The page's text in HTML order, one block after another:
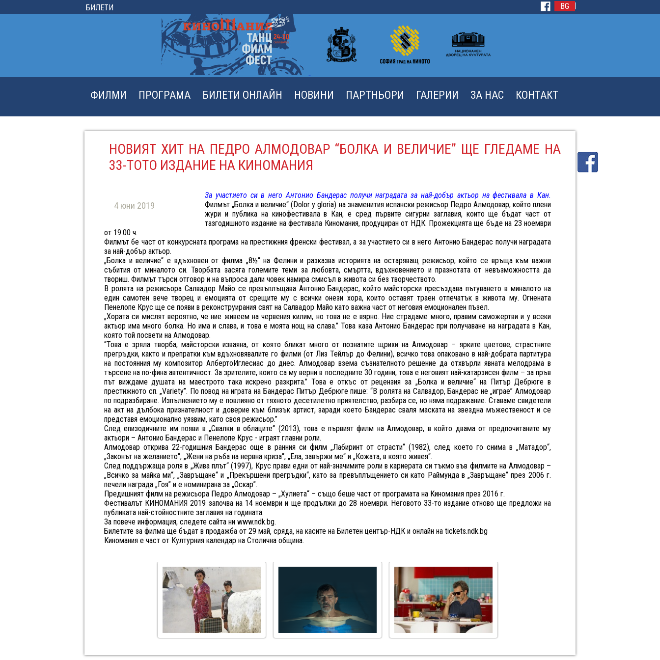
БИЛЕТИ BG
ФИЛМИ ПРОГРАМА БИЛЕТИ ОНЛАЙН НОВИНИ ПАРТНЬОРИ ГАЛЕРИИ ЗА НАС КОНТАКТ
НОВИЯТ ХИТ НА ПЕДРО АЛМОДОВАР “БОЛКА И ВЕЛИЧИЕ” ЩЕ ГЛЕДАМЕ НА
33-ТОТО ИЗДАНИЕ НА КИНОМАНИЯ
4 юни 2019
За участието си в него Антонио Бандерас получи наградата за най-добър актьор на фестивала в Кан.
Филмът „Болка и величие“ (Dolor y gloria) на знаменития испански режисьор Педро Алмодовар, който плени
жури и публика на кинофестивала в Кан, е сред първите сигурни заглавия, които ще бъдат част от
тазгодишното издание на фестивала Киномания, продуциран от НДК. Прожекцията ще бъде на 23 ноември
от 19.00 ч.
Филмът бе част от конкурсната програма на престижния френски фестивал, а за участието си в него Антонио Бандерас получи наградата
за най-добър актьор.
„Болка и величие“ е вдъхновен от филма „8½“ на Фелини и разказва историята на остаряващ режисьор, който се връща към важни
събития от миналото си. Творбата засяга големите теми за любовта, смъртта, вдъхновението и празнотата от невъзможността да
твориш. Филмът търси отговор и на въпроса дали човек намира смисъл в живота си без творчеството.
В ролята на режисьора Салвадор Майо се превъплъщава Антонио Бандерас, който майсторски пресъздава пътуването в миналото на
един самотен вече творец и емоцията от срещите му с всички онези хора, които оставят траен отпечатък в живота му. Огнената
Пенелопе Крус ще се появи в реконструирания свят на Салвадор Майо като важна част от неговия емоционален пъзел.
„Хората си мислят вероятно, че ние живеем на червения килим, но това не е вярно. Ние страдаме много, правим саможертви и у всеки
актьор има много болка. Но има и слава, и това е моята нощ на слава.” Това каза Антонио Бандерас при получаване на наградата в Кан,
която той посвети на Алмодовар.
“Това е зряла творба, майсторски изваяна, от която бликат много от познатите щрихи на Алмодовар – ярките цветове, страстните
прегръдки, както и препратки към вдъхновявалите го филми (от Лиз Тейлър до Фелини), всичко това опаковано в най-добрата партитура
на постоянния му композитор АлбертоИглесиас до днес. Алмодовар взема съзнателното решение да отхвърли явната мелодрама в
търсене на по-фина автентичност. За зрителите, които са му верни в последните 30 години, това е неговият най-катарзисен филм – за пръв
път виждаме душата на маестрото така искрено разкрита.” Това е откъс от рецензия за „Болка и величие“ на Питър Дебрюге в
престижното сп. „Variety”. По повод на играта на Бандерас Питър Дебрюге пише: “В ролята на Салвадор, Бандерас не „играе” Алмодовар
по подразбиране. Изпълнението му е повлияно от тяхното десетилетно приятелство, разбира се, но няма подражание. Ставаме свидетели
на акт на дълбока признателност и доверие към близък артист, заради което Бандерас сваля маската на звездна мъжественост и се
представя емоционално уязвим, като своя режисьор.”
След епизодичните им появи в „Свалки в облаците“ (2013), това е първият филм на Алмодовар, в който двама от предпочитаните му
актьори – Антонио Бандерас и Пенелопе Крус - играят главни роли.
Алмодовар открива 22-годишния Бандерас още в ранния си филм „Лабиринт от страсти“ (1982), след което го снима в „Матадор“,
„Законът на желанието“, „Жени на ръба на нервна криза“, „Ела, завържи ме“ и „Кожата, в която живея“.
След поддържаща роля в „Жива плът“ (1997), Крус прави едни от най-значимите роли в кариерата си тъкмо във филмите на Алмодовар –
„Всичко за майка ми“, „Завръщане“ и „Прекършени прегръдки“, като за превъплъщението си като Раймунда в „Завръщане“ през 2006 г.
печели награда „Гоя” и е номинирана за „Оскар”.
Предишният филм на режисьора Педро Алмодовар – „Хулиета“ – също беше част от програмата на Киномания през 2016 г.
Фестивалът КИНОМАНИЯ 2019 започва на 14 ноември и ще продължи до 28 ноември. Неговото 33-то издание отново ще предложи на
публиката най-стойностните заглавия на годината.
За повече информация, следете сайта ни www.ndk.bg.
Билетите за филма ще бъдат в продажба от 29 май, сряда, на касите на Билетен център-НДК и онлайн на tickets.ndk.bg
Киномания е част от Културния календар на Столична община.